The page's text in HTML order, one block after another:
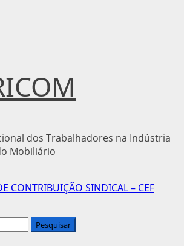
dos Trabalhadores na Indústria
Mobiliário
CONTRIBUIÇÃO SINDICAL – CEF